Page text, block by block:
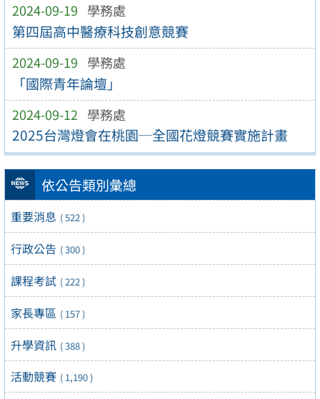
2024-09-19 學務處
第四屆高中醫療科技創意競賽
2024-09-19 學務處
「國際青年論壇」
2024-09-12 學務處
2025台灣燈會在桃園─全國花燈競賽實施計畫
依公告類別彙總
重要消息 ( 522 )
行政公告 ( 300 )
課程考試 ( 222 )
家長專區 ( 157 )
升學資訊 ( 388 )
活動競賽 ( 1,190 )